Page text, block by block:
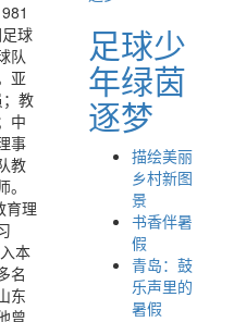
球
队
亚
教
中
事
教
育理
本
名
东
曾
足球少
年绿茵
逐梦
描绘美丽
乡村新图
景
书香伴暑
假
青岛：鼓
乐声里的
暑假